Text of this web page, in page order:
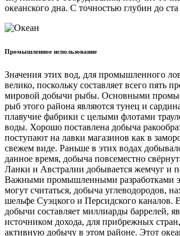
океанского дна. С точностью глубин до
Промышленное использование
Значения этих вод, для промышленного
велико, поскольку составляет всего пять
мировой добычи рыбы. Основными
рыб этого района являются тунец и
плавучие фабрики с целыми флотами
воды. Хорошо поставлена добыча
поступают на лавки магазинов как в
свежем виде. Раньше в этих водах
данное время, добыча повсеместно
Ланки и Австралии добывается жемчуг и
Важными промышленными разработками
могут считаться, добыча углеводородов,
шельфе Суэцкого и Персидского каналов.
добычи составляет миллиарды баррелей,
источником дохода, для прибрежных
активную добычу в этом районе. Этот